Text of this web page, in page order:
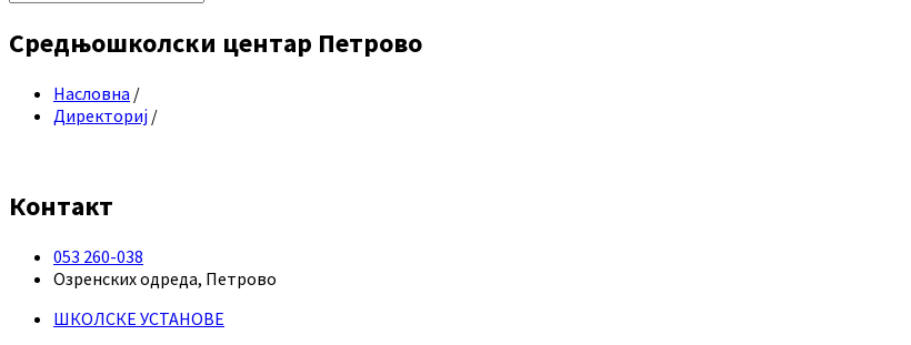
Средњошколски центар Петрово
Насловна /
Директориј /
Контакт
053 260-038
Озренских одреда, Петрово
ШКОЛСКЕ УСТАНОВЕ